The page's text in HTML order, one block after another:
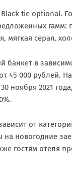
tie optional.
гамм:
мягкая серая,
банкет в
45 000 рублей.
ноября 2021
от
на новогодние
гостям отеля